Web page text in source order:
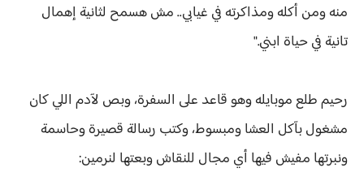
منه ومن أكله ومذاكرته في غيابي.. مش هسمح لثانية إهمال
تانية في حياة ابني."
رحيم طلع موبايله وهو قاعد على السفرة، وبص لآدم اللي كان
مشغول بآكل العشا ومبسوط، وكتب رسالة قصيرة وحاسمة
ونبرتها مفيش فيها أي مجال للنقاش وبعتها لنرمين: